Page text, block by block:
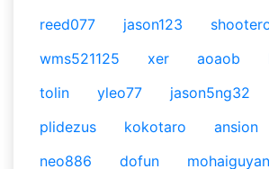
reed077
jason123
wms521125
xer aoaob
tolin
yleo77 jason5ng32
plidezus
kokotaro ansion
neo886
dofun
mohaiguyan